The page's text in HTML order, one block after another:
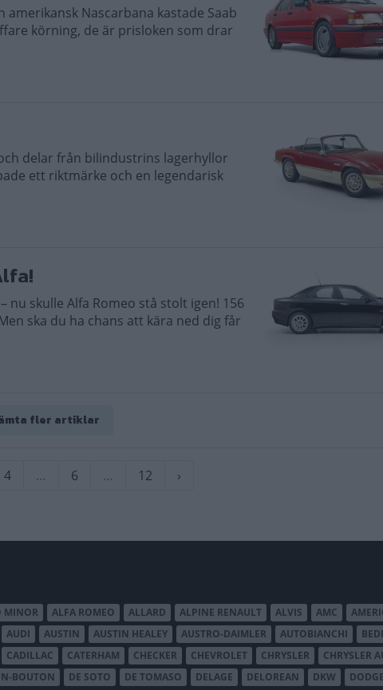
Nascarbana kastade Saab
körning, de är prisloken som drar
delar från bilindustrins lagerhyllor
ett riktmärke och en legendarisk
nu skulle Alfa Romeo stå stolt igen! 156
ska du ha chans att kära ned dig får
fler artiklar
Sida
4 … Sida
6 … Sida
12
Nästa
›
MINOR ALFA ROMEO ALLARD ALPINE RENAULT ALVIS AMC
AUDI AUSTIN AUSTIN HEALEY AUSTRO-DAIMLER AUTOBIANCHI
CADILLAC CATERHAM CHECKER CHEVROLET CHRYSLER CHRYSLER
BOUTON DE SOTO DE TOMASO DELAGE DELOREAN DKW DODGE